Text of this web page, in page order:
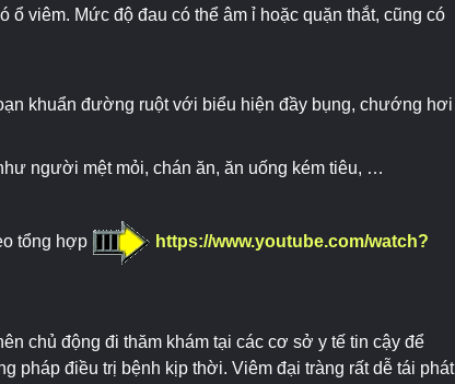
ổ viêm. Mức độ đau có thể âm ỉ hoặc quặn thắt, cũng có
khuẩn đường ruột với biểu hiện đầy bụng, chướng hơi
người mệt mỏi, chán ăn, ăn uống kém tiêu, …
tổng hợp https://www.youtube.com/watch?
chủ động đi thăm khám tại các cơ sở y tế tin cậy để
pháp điều trị bệnh kịp thời. Viêm đại tràng rất dễ tái phát